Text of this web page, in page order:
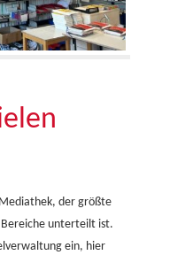
der größte
Bereiche unterteilt ist.
ein, hier